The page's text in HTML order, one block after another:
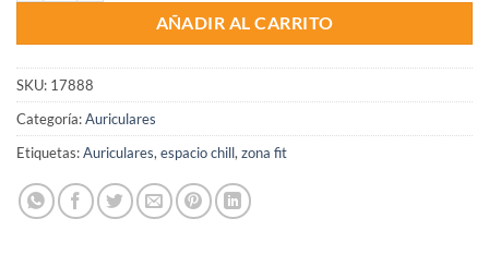
AÑADIR AL CARRITO
SKU: 17888
Categoría:Auriculares
Etiquetas:Auriculares, espacio chill, zona fit